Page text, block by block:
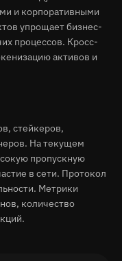
и корпоративными
упрощает бизнес-
процессов. Кросс-
активов и
стейкеров,
На текущем
пропускную
в сети. Протокол
Метрики
количество